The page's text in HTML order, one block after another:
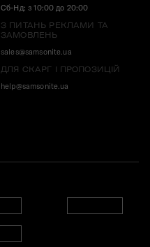
Сб-Нд: з 10:00 до 20:00
З ПИТАНЬ РЕКЛАМИ ТА
ЗАМОВЛЕНЬ
sales@samsonite.ua
ДЛЯ СКАРГ І ПРОПОЗИЦІЙ
help@samsonite.ua